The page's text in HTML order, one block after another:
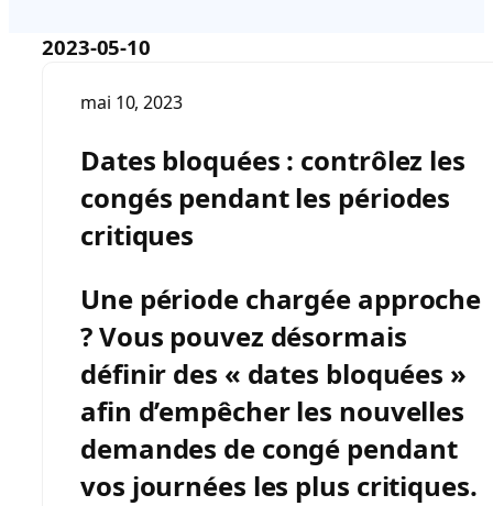
2023-05-10
mai 10, 2023
Dates bloquées : contrôlez les
congés pendant les périodes
critiques
Une période chargée approche
? Vous pouvez désormais
définir des « dates bloquées »
afin d’empêcher les nouvelles
demandes de congé pendant
vos journées les plus critiques.